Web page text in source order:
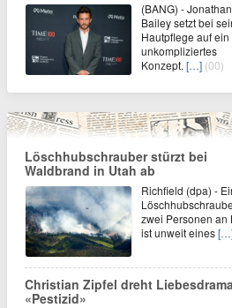
(BANG) - Jonathan
Bailey setzt bei
Hautpflege auf ein
unkompliziertes
Konzept. […] (00)
Löschhubschrauber stürzt bei
Waldbrand in Utah ab
Richfield (dpa) -
zwei Personen an
ist unweit eines
Christian Zipfel dreht
«Pestizid»